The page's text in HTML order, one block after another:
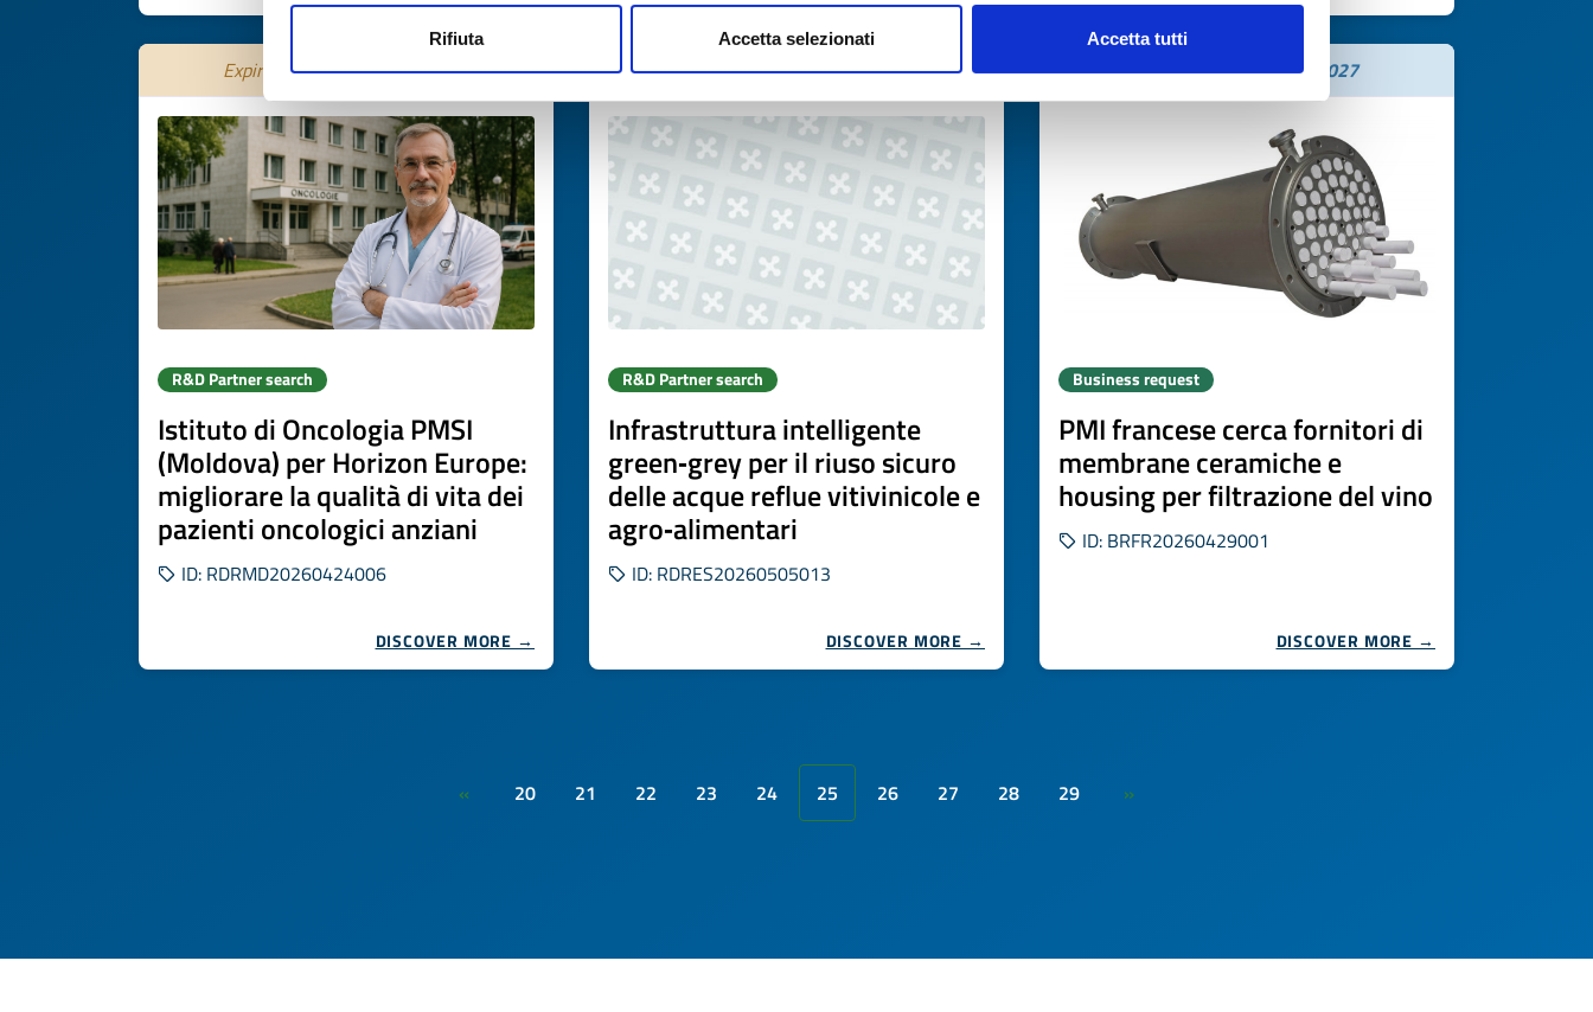
Rifiuta Accetta selezionati Accetta tutti
Expires on15 settembre 2026
R&D Partner search
Istituto di Oncologia PMSI
(Moldova) per Horizon Europe:
migliorare la qualità di vita dei
pazienti oncologici anziani
ID: RDRMD20260424006
DISCOVER MORE →
Expires on30 settembre 2026
R&D Partner search
Infrastruttura intelligente
green‑grey per il riuso sicuro
delle acque reflue vitivinicole e
agro‑alimentari
ID: RDRES20260505013
DISCOVER MORE →
Expires on19 maggio 2027
Business request
PMI francese cerca fornitori di
membrane ceramiche e
housing per filtrazione del vino
ID: BRFR20260429001
DISCOVER MORE →
« 20 21 22 23 24 25 26 27 28 29 »